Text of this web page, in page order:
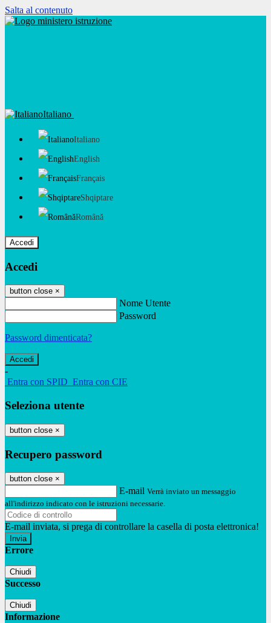
Salta al contenuto
Italiano
Italiano
English
Français
Shqiptare
Română
Accedi
Accedi
button close ×
Nome Utente
Password
Password dimenticata?
-
Entra con SPID Entra con CIE
Seleziona utente
button close ×
Recupero password
button close ×
E-mail Verrà inviato un messaggio
all'indirizzo indicato con le istruzioni necessarie.
E-mail inviata, si prega di controllare la casella di posta elettronica!
Errore
Chiudi
Successo
Chiudi
Informazione